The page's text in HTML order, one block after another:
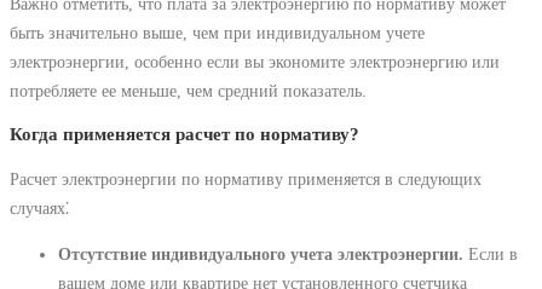
быть значительно выше, чем при индивидуальном учете
электроэнергии, особенно если вы экономите электроэнергию или
потребляете ее меньше, чем средний показатель.
Когда применяется расчет по нормативу?
Расчет электроэнергии по нормативу применяется в следующих
случаях⁚
Отсутствие индивидуального учета электроэнергии. Если в
вашем доме или квартире нет установленного счетчика